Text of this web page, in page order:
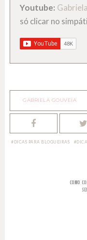
Youtube:
só clicar no
GABRIELA GOUVEIA
DICAS PARA BLOGUEIRAS
COMO